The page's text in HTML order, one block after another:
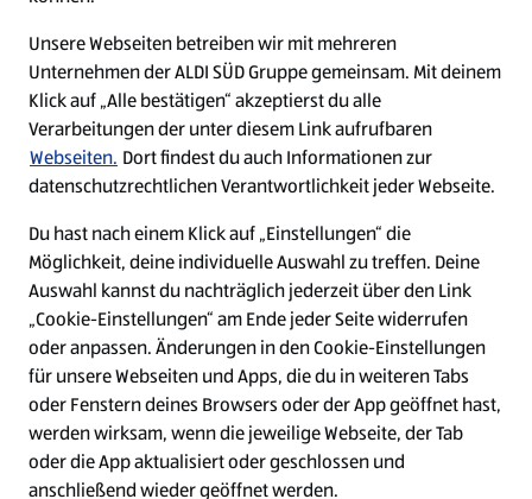
W
i
r
d
a
u
f
W
i
r
d
a
u
f
W
i
r
d
a
u
f
W
i
r
d
a
Cookie - Liste
Datenschutz
Unsere Webseiten betreiben wir mit mehreren
Unternehmen der ALDI SÜD Gruppe gemeinsam. Mit deinem
Klick auf „Alle bestätigen“ akzeptierst du alle
Verarbeitungen der unter diesem Link aufrufbaren
Webseiten. Dort findest du auch Informationen zur
datenschutzrechtlichen Verantwortlichkeit jeder Webseite.
Du hast nach einem Klick auf „Einstellungen“ die
Möglichkeit, deine individuelle Auswahl zu treffen. Deine
Auswahl kannst du nachträglich jederzeit über den Link
„Cookie-Einstellungen“ am Ende jeder Seite widerrufen
oder anpassen. Änderungen in den Cookie-Einstellungen
für unsere Webseiten und Apps, die du in weiteren Tabs
oder Fenstern deines Browsers oder der App geöffnet hast,
werden wirksam, wenn die jeweilige Webseite, der Tab
oder die App aktualisiert oder geschlossen und
anschließend wieder geöffnet werden.